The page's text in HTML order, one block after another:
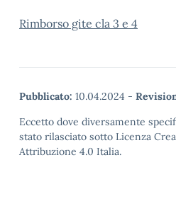
Rimborso gite cla 3 e 4
Pubblicato: 10.04.2024 -
Eccetto dove diversamente
stato rilasciato sotto Licenza
Attribuzione 4.0 Italia.